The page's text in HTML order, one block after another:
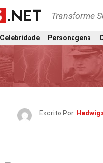
Transforme
Celebridade Personagens
Escrito Por: